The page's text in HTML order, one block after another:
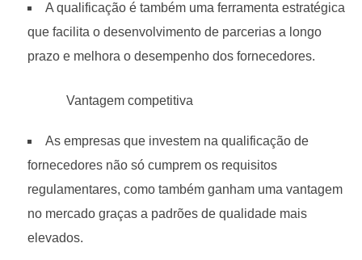
A qualificação é também uma ferramenta estratégica
que facilita o desenvolvimento de parcerias a longo
prazo e melhora o desempenho dos fornecedores.
Vantagem competitiva
As empresas que investem na qualificação de
fornecedores não só cumprem os requisitos
regulamentares, como também ganham uma vantagem
no mercado graças a padrões de qualidade mais
elevados.